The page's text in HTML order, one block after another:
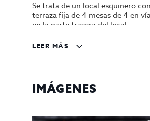
Se trata de un local esquinero
terraza fija de 4 mesas de 4 en
en la parte trasera del local.
Traspaso 350.000 y alquiler
LEER MÁS
IMÁGENES